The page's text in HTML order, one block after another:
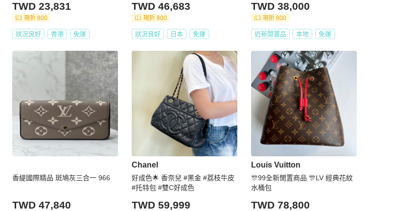
TWD 23,831
現折 800
狀況良好 香港 免運
TWD 46,683
現折 800
狀況良好 日本 免運
TWD 38,000
現折 800
近新閒置品 本地 免運
香緹國際精品 斑鳩灰三合一 966
TWD 47,840
Chanel
好成色🌟 香奈兒 #黑金 #荔枝牛皮
#托特包 #雙C好成色
TWD 59,999
Louis Vuitton
🎊99全新閒置商品 🎊LV 經典花紋
水桶包
TWD 78,800